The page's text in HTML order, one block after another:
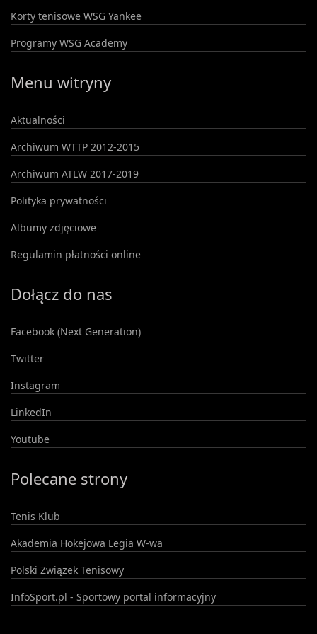
Korty tenisowe WSG Yankee
Programy WSG Academy
Menu witryny
Aktualności
Archiwum WTTP 2012-2015
Archiwum ATLW 2017-2019
Polityka prywatności
Albumy zdjęciowe
Regulamin płatności online
Dołącz do nas
Facebook (Next Generation)
Twitter
Instagram
LinkedIn
Youtube
Polecane strony
Tenis Klub
Akademia Hokejowa Legia W-wa
Polski Związek Tenisowy
InfoSport.pl - Sportowy portal informacyjny